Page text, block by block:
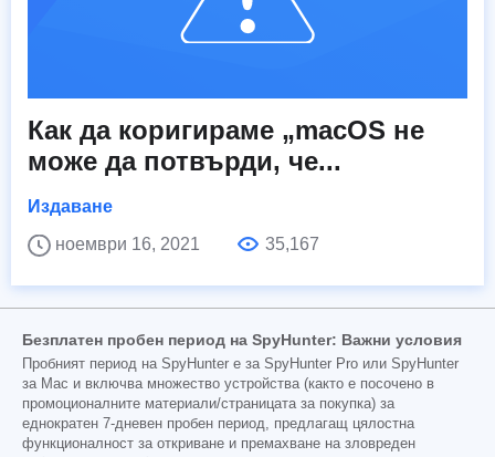
Как да коригираме „macOS не
може да потвърди, че...
Издаване
ноември 16, 2021
35,167
Безплатен пробен период на SpyHunter: Важни условия
Пробният период на SpyHunter е за SpyHunter Pro или SpyHunter
за Mac и включва множество устройства (както е посочено в
промоционалните материали/страницата за покупка) за
еднократен 7-дневен пробен период, предлагащ цялостна
функционалност за откриване и премахване на зловреден